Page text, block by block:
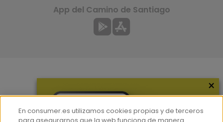
App del Camino de Santiago
×
En consumer.es utilizamos cookies propias y de terceros